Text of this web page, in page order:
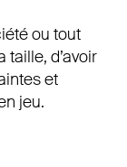
ou tout
taille, d’avoir
et
jeu.